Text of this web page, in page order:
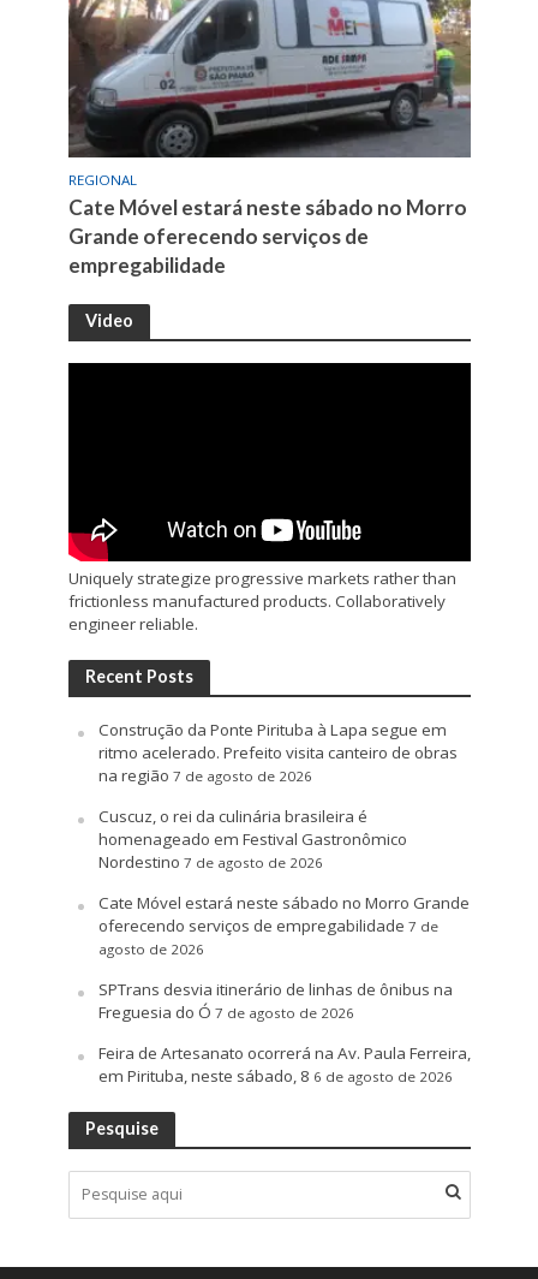
REGIONAL
Cate Móvel estará neste sábado no Morro
Grande oferecendo serviços de
empregabilidade
Video
Uniquely strategize progressive markets rather than
frictionless manufactured products. Collaboratively
engineer reliable.
Recent Posts
Construção da Ponte Pirituba à Lapa segue em
ritmo acelerado. Prefeito visita canteiro de obras
na região 7 de agosto de 2026
Cuscuz, o rei da culinária brasileira é
homenageado em Festival Gastronômico
Nordestino 7 de agosto de 2026
Cate Móvel estará neste sábado no Morro Grande
oferecendo serviços de empregabilidade 7 de
agosto de 2026
SPTrans desvia itinerário de linhas de ônibus na
Freguesia do Ó 7 de agosto de 2026
Feira de Artesanato ocorrerá na Av. Paula Ferreira,
em Pirituba, neste sábado, 8 6 de agosto de 2026
Pesquise